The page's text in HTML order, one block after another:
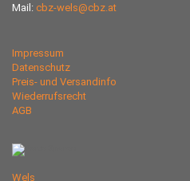
Mail: cbz-wels@cbz.at
Impressum
Datenschutz
Preis- und Versandinfo
Wiederrufsrecht
AGB
Wels